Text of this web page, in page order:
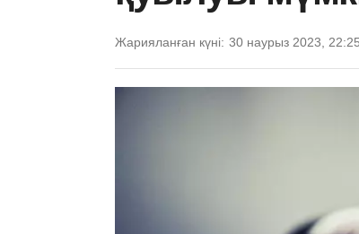
Жарияланған күні: 30 наурыз 2023, 22:25